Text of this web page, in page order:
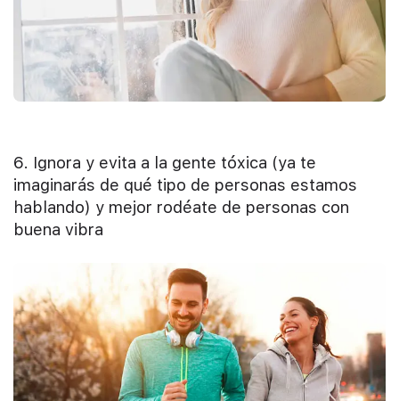
6. Ignora y evita a la gente tóxica (ya te
imaginarás de qué tipo de personas estamos
hablando) y mejor rodéate de personas con
buena vibra